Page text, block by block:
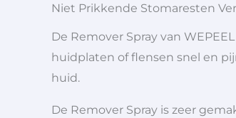
Niet Prikkende Stomaresten
De Remover Spray van
huidplaten of flensen snel en
huid.
De Remover Spray is zeer